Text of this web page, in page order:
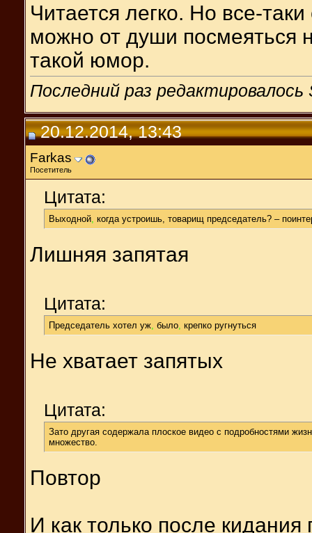
Читается легко. Но все-
можно от души посмеяться
такой юмор.
Последний раз
20.12.2014, 13:43
Farkas
Посетитель
Цитата:
Выходной когда устроишь, товарищ председатель? –
Лишняя запятая
Цитата:
Председатель хотел уж было крепко ругнуться
Не хватает запятых
Цитата:
Зато другая содержала плоское видео с подробностями
множество.
Повтор
И как только после